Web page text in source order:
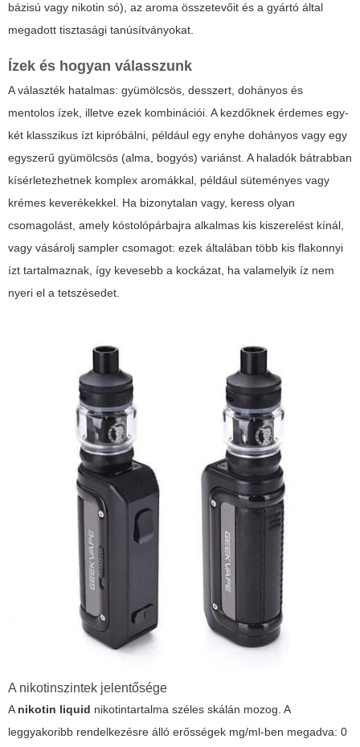
bázisú vagy nikotin só), az aroma összetevőit és a gyártó által
megadott tisztasági tanúsítványokat.
Ízek és hogyan válasszunk
A választék hatalmas: gyümölcsös, desszert, dohányos és
mentolos ízek, illetve ezek kombinációi. A kezdőknek érdemes egy-
két klasszikus ízt kipróbálni, például egy enyhe dohányos vagy egy
egyszerű gyümölcsös (alma, bogyós) variánst. A haladók bátrabban
kísérletezhetnek komplex aromákkal, például süteményes vagy
krémes keverékekkel. Ha bizonytalan vagy, keress olyan
csomagolást, amely kóstolópárbajra alkalmas kis kiszerelést kínál,
vagy vásárolj sampler csomagot: ezek általában több kis flakonnyi
ízt tartalmaznak, így kevesebb a kockázat, ha valamelyik íz nem
nyeri el a tetszésedet.
A nikotinszintek jelentősége
Anikotin liquid nikotintartalma széles skálán mozog. A
leggyakoribb rendelkezésre álló erősségek mg/ml-ben megadva: 0